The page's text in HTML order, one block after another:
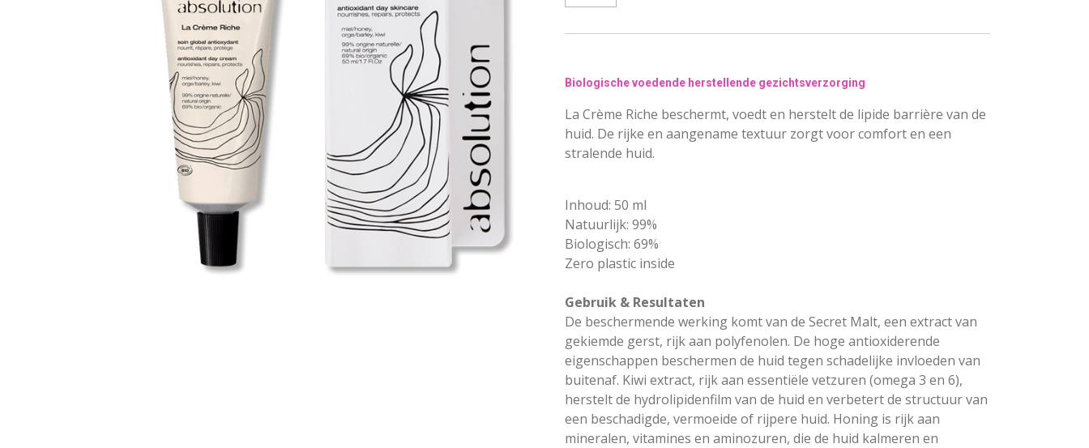
Biologische voedende herstellende gezichtsverzorging
La Crème Riche beschermt, voedt en herstelt de lipide barrière van de
huid. De rijke en aangename textuur zorgt voor comfort en een
stralende huid.
Inhoud: 50 ml
Natuurlijk: 99%
Biologisch: 69%
Zero plastic inside
Gebruik & Resultaten
De beschermende werking komt van de Secret Malt, een extract van
gekiemde gerst, rijk aan polyfenolen. De hoge antioxiderende
eigenschappen beschermen de huid tegen schadelijke invloeden van
buitenaf. Kiwi extract, rijk aan essentiële vetzuren (omega 3 en 6),
herstelt de hydrolipidenfilm van de huid en verbetert de structuur van
een beschadigde, vermoeide of rijpere huid. Honing is rijk aan
mineralen, vitamines en aminozuren, die de huid kalmeren en